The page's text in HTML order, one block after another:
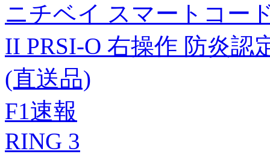
ニチベイ スマートコー
II PRSI-O 右操作 防炎認
(直送品)
F1速報
RING 3